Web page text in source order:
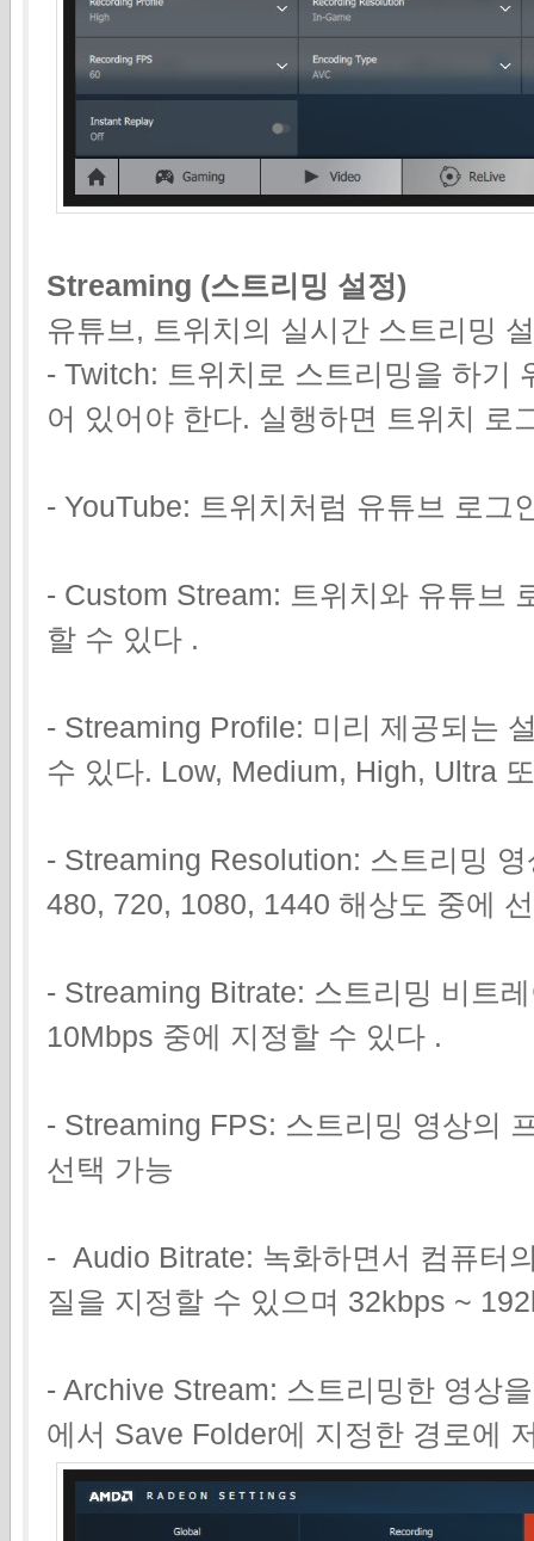
Streaming (스트리밍 설정)
유튜브, 트위치의 실시간 스트리밍
- Twitch: 트위치로 스트리밍을 하기
어 있어야 한다. 실행하면 트위치 로
- YouTube: 트위치처럼 유튜브 로그
- Custom Stream: 트위치와 유튜브
할 수 있다 .
- Streaming Profile: 미리 제공되는
수 있다. Low, Medium, High, Ultra
- Streaming Resolution: 스트리밍
480, 720, 1080, 1440 해상도 중에
- Streaming Bitrate: 스트리밍 비트
10Mbps 중에 지정할 수 있다 .
- Streaming FPS: 스트리밍 영상의
선택 가능
- Audio Bitrate: 녹화하면서 컴퓨터
질을 지정할 수 있으며 32kbps ~
- Archive Stream: 스트리밍한 영상
에서 Save Folder에 지정한 경로에